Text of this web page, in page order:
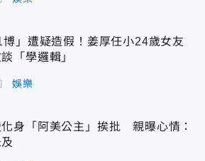
博」遭疑造假！姜厚任小24歲女友
「學邏輯」
娛樂
身「阿美公主」挨批 親曝心情：